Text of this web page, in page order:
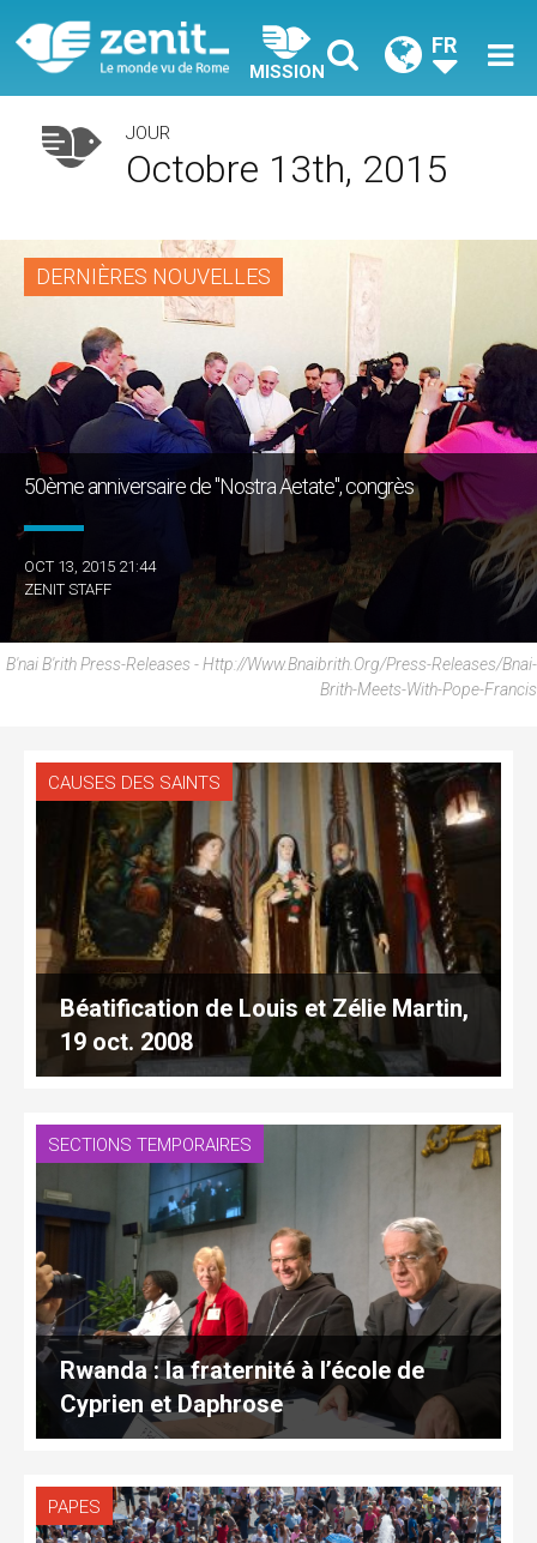
MISSION
FR
JOUR
Octobre 13th, 2015
DERNIÈRES NOUVELLES
50ème anniversaire de "Nostra Aetate", congrès
OCT 13, 2015 21:44
ZENIT STAFF
B'nai B'rith Press-Releases - Http://www.bnaibrith.org/press-Releases/bnai-
Brith-Meets-With-Pope-Francis
CAUSES DES SAINTS
Béatification de Louis et Zélie Martin,
19 oct. 2008
SECTIONS TEMPORAIRES
Rwanda : la fraternité à l’école de
Cyprien et Daphrose
PAPES